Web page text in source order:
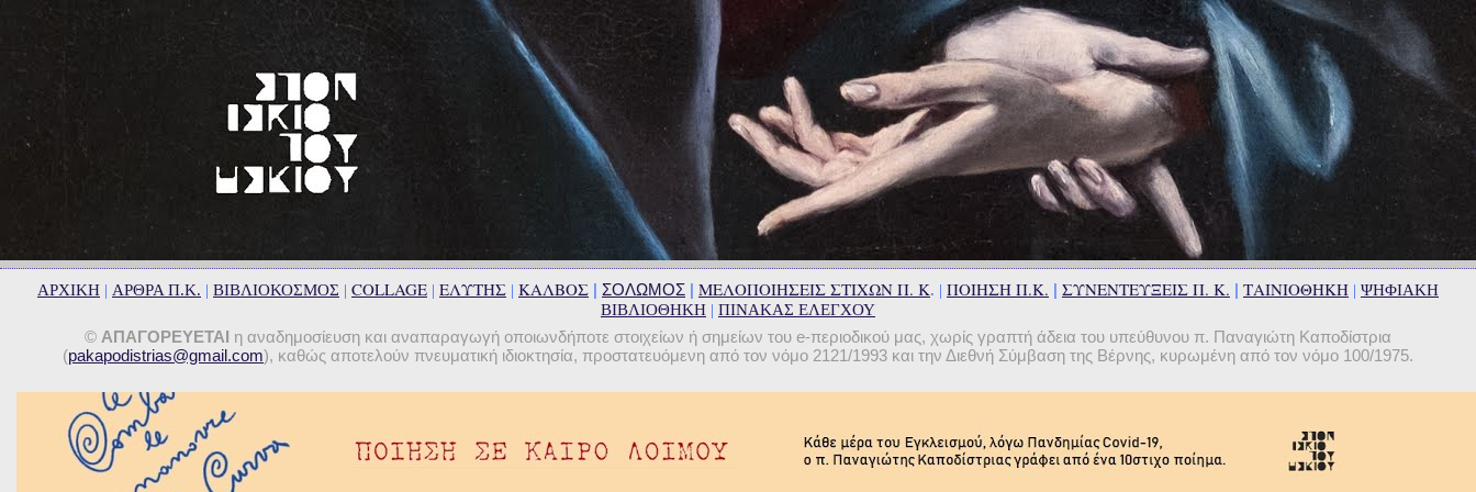
ΑΡΧΙΚΗ | ΑΡΘΡΑ Π.Κ. | ΒΙΒΛΙΟΚΟΣΜΟΣ | COLLAGE | ΕΛΥΤΗΣ | ΚΑΛΒΟΣ | ΣΟΛΩΜΟΣ | ΜΕΛΟΠΟΙΗΣΕΙΣ ΣΤΙΧΩΝ Π. Κ. | ΠΟΙΗΣΗ Π.Κ. | ΣΥΝΕΝΤΕΥΞΕΙΣ Π. Κ. | ΤΑΙΝΙΟΘΗΚΗ | ΨΗΦΙΑΚΗ
ΒΙΒΛΙΟΘΗΚΗ | ΠΙΝΑΚΑΣ ΕΛΕΓΧΟΥ
© ΑΠΑΓΟΡΕΥΕΤΑΙ η αναδημοσίευση και αναπαραγωγή οποιωνδήποτε στοιχείων ή σημείων του e-περιοδικού μας, χωρίς γραπτή άδεια του υπεύθυνου π. Παναγιώτη Καποδίστρια
(pakapodistrias@gmail.com), καθώς αποτελούν πνευματική ιδιοκτησία, προστατευόμενη από τον νόμο 2121/1993 και την Διεθνή Σύμβαση της Βέρνης, κυρωμένη από τον νόμο 100/1975.